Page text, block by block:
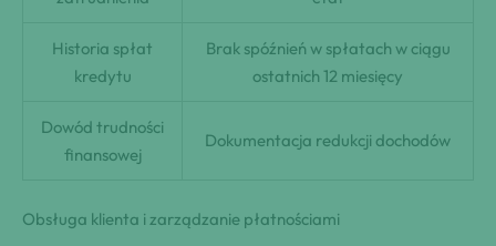
Historia spłat
kredytu
Brak spóźnień w spłatach w ciągu
ostatnich 12 miesięcy
Dowód trudności
finansowej
Dokumentacja redukcji dochodów
Obsługa klienta i zarządzanie płatnościami